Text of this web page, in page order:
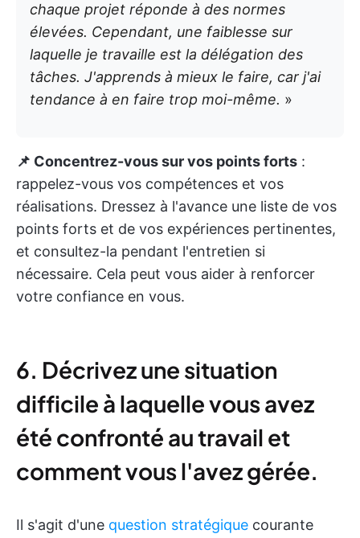
chaque projet réponde à des normes
élevées. Cependant, une faiblesse sur
laquelle je travaille est la délégation des
tâches. J'apprends à mieux le faire, car j'ai
tendance à en faire trop moi-même. »
📌 Concentrez-vous sur vos points forts :
rappelez-vous vos compétences et vos
réalisations. Dressez à l'avance une liste de vos
points forts et de vos expériences pertinentes,
et consultez-la pendant l'entretien si
nécessaire. Cela peut vous aider à renforcer
votre confiance en vous.
6. Décrivez une situation
difficile à laquelle vous avez
été confronté au travail et
comment vous l'avez gérée.
Il s'agit d'une question stratégique courante